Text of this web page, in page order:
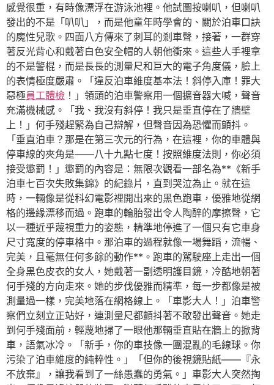
感覺很重，有時像漂浮在游泳池裡。他試圖按喇叭，但喇叭
發出的不是「叭叭」，而是他童年時學會的、關於泊車口訣
的魔性兒歌。四面八方傳來了刺耳的剎車聲，接著，一群穿
著反光背心和戴著白色安全帽的人朝他衝來。這些人手裡拿
的不是警棍，而是長長的測量尺和巨大的電子角度儀，臉上
的表情極度嚴肅。「違反泊車維度基本法！斜停入庫！罪大
惡極員工體檢 ！」領頭的泊車警察用一個擴音器大喊，聲音
充滿機械感。「我、我沒有斜停！我只是垂直停在了牆壁
上！」何手殘趕緊為自己辯解，但聲音因為恐懼而顫抖。
「垂直泊車？那是在第三次元的行為，在這裡，你的車體與
停車線的夾角是——八十九點七度！按照維度法則，你必須
接受懲罰！」懲罰的內容是：無限次觀看一部名為**《新手
泊車七百次失敗集錦》的紀錄片，直到哭泣為止。就在這
時，一輛像是從科幻電影裡開出來的黑色跑車，優雅地從網
格的邊緣漂移而過。跑車的輪胎發出令人陶醉的摩擦聲，它
以一種近乎蔑視重力的姿態，精準地停進了一個只有它車身
尺寸寬度的停車格中。那泊車的過程就像一場舞蹈，流暢、
完美，且毫無任何多餘的動作**。跑車的駕駛座上走出一個
全身黑色皮衣的女人，她戴著一副透明護目鏡，冷酷地朝著
何手殘的方向走來。她的步伐優雅而精準，每一步都像是被
測量過一樣，完美地落在網格線上。「車影大人！」泊車警
察們立刻立正站好，連測量尺都顫抖著不敢發出聲音。她走
到何手殘面前，輕蔑地掃了一眼他那輛垂直貼在牆上的掀背
車，語氣冰冷。「新手，你的車技像一團混亂的毛線球。你
污染了泊車維度的純粹性。」「但你的後視鏡貼紙——『永
不放棄』，讓我看到了一絲愚蠢的勇氣。」車影大人突然掏